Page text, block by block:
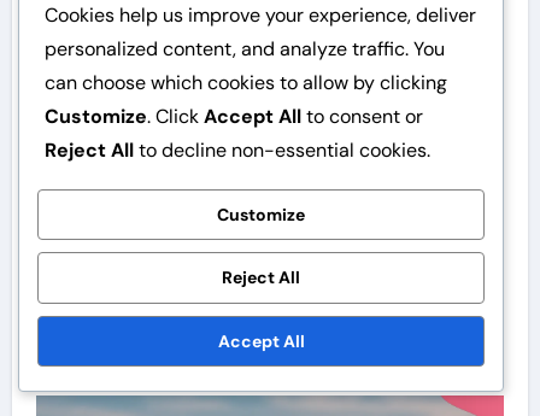
szórakoztatóak is, ami összhangban áll a csapat
kultúrájával.
Összességében a Savannah Bananas innovatív
stratégiái és a szórakozásra helyezett hangsúly
teremtenek, amely kihívást jelent a
hagyományos normák számára, vonzóbbá téve
azt szélesebb közönség számára, és
újradefiniálva, mit jelent játékosnak lenni ebben
a környezetben.
Cookies help us improve your experience, deliver
personalized content, and analyze traffic. You
can choose which cookies to allow by clicking
Customize. ClickAccept Allto consent or
Reject Allto decline non-essential cookies.
Customize
Reject All
Accept All